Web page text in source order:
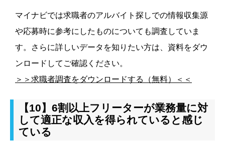
マイナビでは求職者のアルバイト探しでの情報収集源
や応募時に参考にしたものについても調査していま
す。さらに詳しいデータを知りたい方は、資料をダウ
ンロードしてご確認ください。
＞＞求職者調査をダウンロードする（無料）＜＜
【10】6割以上フリーターが業務量に対
して適正な収入を得られていると感じ
ている